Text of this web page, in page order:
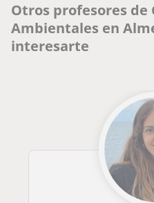
Otros profesores de
Ambientales en
interesarte